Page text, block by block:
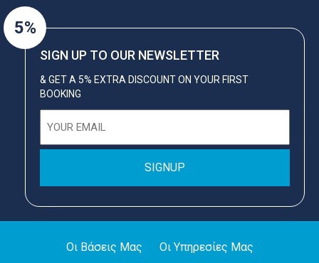
5%
SIGN UP TO OUR NEWSLETTER
& GET A 5% EXTRA DISCOUNT ON YOUR FIRST
BOOKING
(Required)
Οι Βάσεις Μας Οι Υπηρεσίες Μας